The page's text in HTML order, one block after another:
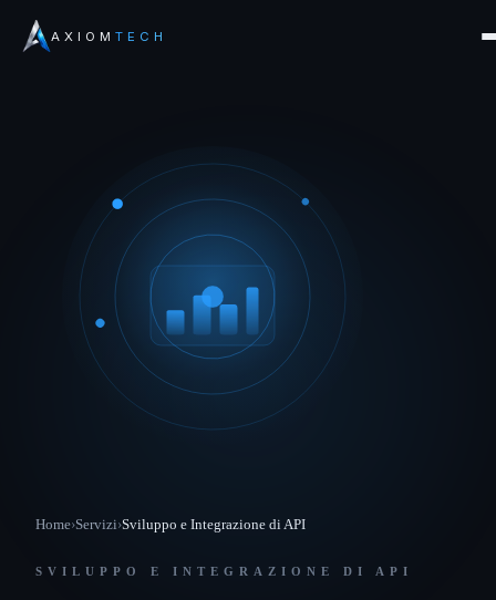
AXIOM TECH
Home›Servizi›Sviluppo e Integrazione di API
SVILUPPO E INTEGRAZIONE DI API